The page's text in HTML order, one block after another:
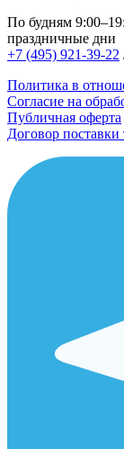
По будням
праздничные дни
+7 (495) 921-39-22
Политика в
Согласие на
Публичная оферта
Договор поставки